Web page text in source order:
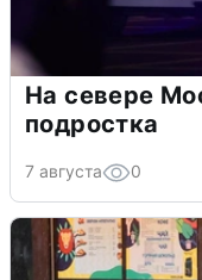
На севере
подростка
7 августа 0